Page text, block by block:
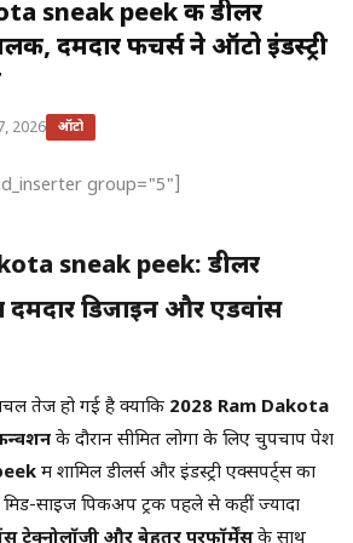
sneak peek की डीलर
दमदार फीचर्स ने ऑटो इंडस्ट्री
2026 ऑटो
group="5"]
sneak peek: डीलर
डिजाइन और एडवांस
तेज हो गई है क्योंकि 2028 Ram Dakota
के दौरान सीमित लोगों के लिए चुपचाप पेश
में शामिल डीलर्स और इंडस्ट्री एक्सपर्ट्स का
साइज पिकअप ट्रक पहले से कहीं ज्यादा